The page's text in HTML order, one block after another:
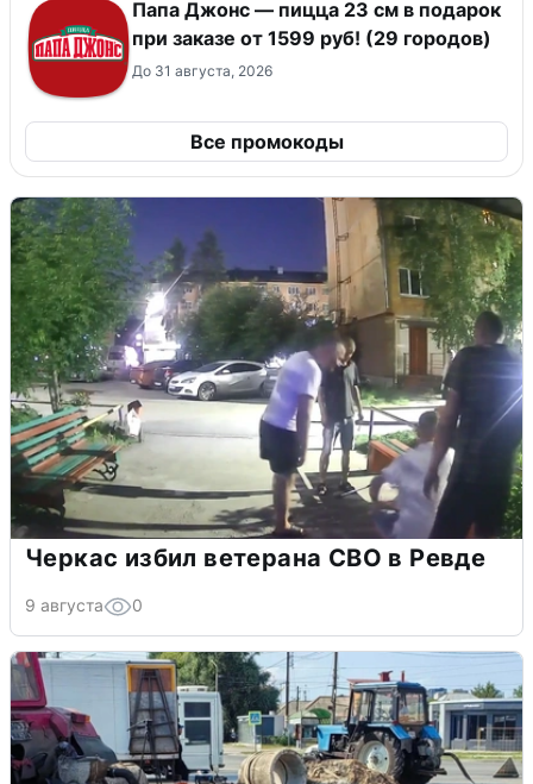
Папа Джонс — пицца 23 см в подарок
при заказе от 1599 руб! (29 городов)
До 31 августа, 2026
Все промокоды
Черкас избил ветерана СВО в Ревде
9 августа 0